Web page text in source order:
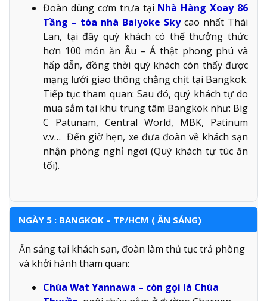
Đoàn dùng cơm trưa tại Nhà Hàng Xoay 86
Tầng – tòa nhà Baiyoke Sky cao nhất Thái
Lan, tại đây quý khách có thể thưởng thức
hơn 100 món ăn Âu – Á thật phong phú và
hấp dẫn, đồng thời quý khách còn thấy được
mạng lưới giao thông chằng chịt tại Bangkok.
Tiếp tục tham quan: Sau đó, quý khách tự do
mua sắm tại khu trung tâm Bangkok như: Big
C Patunam, Central World, MBK, Patinum
v.v… Đến giờ hẹn, xe đưa đoàn về khách sạn
nhận phòng nghỉ ngơi (Quý khách tự túc ăn
tối).
NGÀY 5 : BANGKOK – TP/HCM ( ĂN SÁNG)
Ăn sáng tại khách sạn, đoàn làm thủ tục trả phòng
và khởi hành tham quan:
Chùa Wat Yannawa – còn gọi là Chùa